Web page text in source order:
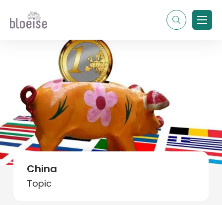
Contentmarketing
Online marketing
Branches
Marketing
Alle soorten artikelen
China
Topic